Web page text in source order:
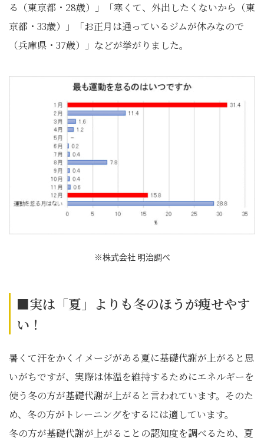
る（東京都・28歳）」「寒くて、外出したくないから（東
京都・33歳）」「お正月は通っているジムが休みなので
（兵庫県・37歳）」などが挙がりました。
※株式会社 明治調べ
■実は「夏」よりも冬のほうが痩せやす
い！
暑くて汗をかくイメージがある夏に基礎代謝が上がると思
いがちですが、実際は体温を維持するためにエネルギーを
使う冬の方が基礎代謝が上がると言われています。そのた
め、冬の方がトレーニングをするには適しています。
冬の方が基礎代謝が上がることの認知度を調べるため、夏